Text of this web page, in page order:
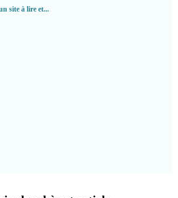
site à lire et...